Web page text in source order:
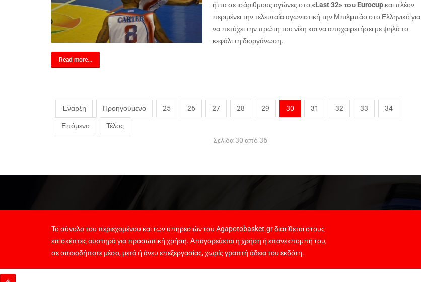
ήττα σε ισάριθμους αγώνες στο«Last 32» του Eurocup και πλέον
περιμένει την τελευταία αγωνιστική την Μπιλμπάο στο Ελληνικό για
να πετύχει την πρώτη του νίκη και να αποχαιρετήσει με ψηλά το
κεφάλι τη διοργάνωση.
Read more...
Έναρξη Προηγούμενο 25 26 27 28 29 30 31 32 33 34
Επόμενο
Τέλος
Σελίδα 30 από 36
Το σύνολο του περιεχομένου και των υπηρεσιών του Agapotobasket.gr διατίθεται στους
επισκέπτες αυστηρά για προσωπική χρήση. Απαγορεύεται η χρήση ή επανεκπομπή του,
σε οποιοδήποτε μέσο, μετά ή άνευ επεξεργασίας, χωρίς γραπτή άδεια του εκδότη.